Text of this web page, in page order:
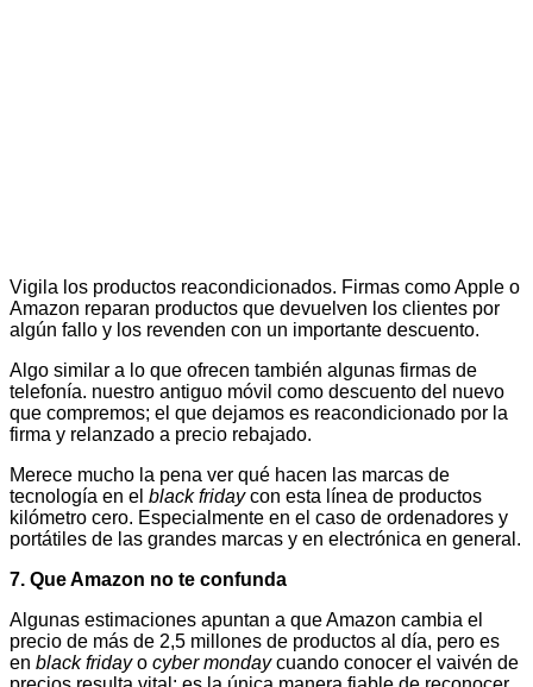
Vigila los productos reacondicionados. Firmas como Apple o
Amazon reparan productos que devuelven los clientes por
algún fallo y los revenden con un importante descuento.
Algo similar a lo que ofrecen también algunas firmas de
telefonía. nuestro antiguo móvil como descuento del nuevo
que compremos; el que dejamos es reacondicionado por la
firma y relanzado a precio rebajado.
Merece mucho la pena ver qué hacen las marcas de
tecnología en el black fridaycon esta línea de productos
kilómetro cero. Especialmente en el caso de ordenadores y
portátiles de las grandes marcas y en electrónica en general.
7. Que Amazon no te confunda
Algunas estimaciones apuntan a que Amazon cambia el
precio de más de 2,5 millones de productos al día, pero es
en black fridayo cyber mondaycuando conocer el vaivén de